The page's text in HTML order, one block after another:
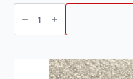
SPACER